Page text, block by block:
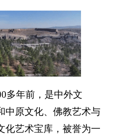
多年前，是中外文
中原文化、佛教艺术与
化艺术宝库，被誉为一